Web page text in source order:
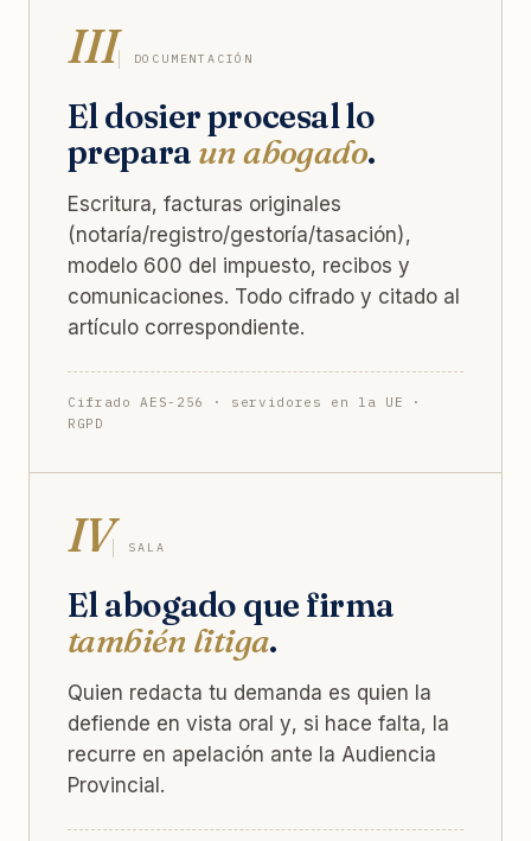
III DOCUMENTACIÓN
El dosier procesal lo
prepara un abogado.
Escritura, facturas originales
(notaría/registro/gestoría/tasación),
modelo 600 del impuesto, recibos y
comunicaciones. Todo cifrado y citado al
artículo correspondiente.
Cifrado AES-256 · servidores en la UE ·
RGPD
IV SALA
El abogado que firma
también litiga.
Quien redacta tu demanda es quien la
defiende en vista oral y, si hace falta, la
recurre en apelación ante la Audiencia
Provincial.